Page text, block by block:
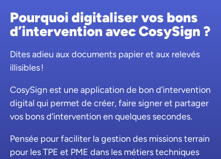
Pourquoi digitaliser vos bons
d’intervention avec CosySign ?
Dites adieu aux documents papier et aux relevés
illisibles !
CosySign est une application de bon d’intervention
digital qui permet de créer, faire signer et partager
vos bons d’intervention en quelques secondes.
Pensée pour faciliter la gestion des missions terrain
pour les TPE et PME dans les métiers techniques